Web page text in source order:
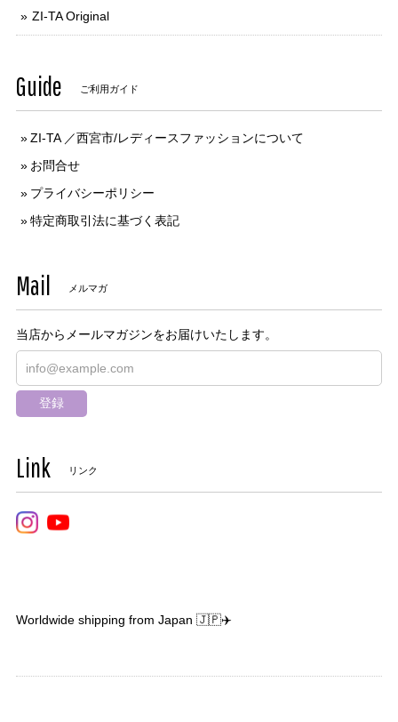
ZI-TA Original
Guide ご利用ガイド
ZI-TA ／西宮市/レディースファッションについて
お問合せ
プライバシーポリシー
特定商取引法に基づく表記
Mail メルマガ
当店からメールマガジンをお届けいたします。
登録
Link リンク
Worldwide shipping from Japan 🇯🇵✈️